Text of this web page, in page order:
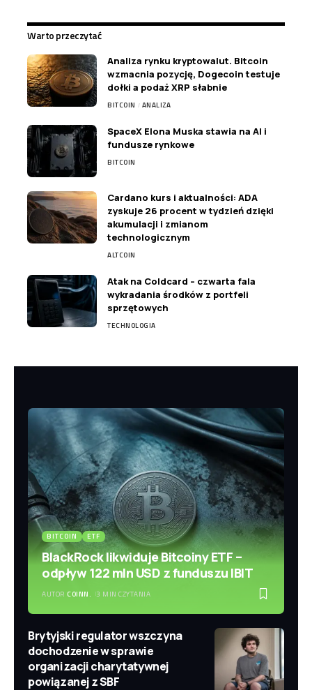
Warto przeczytać
Analiza rynku kryptowalut. Bitcoin
wzmacnia pozycję, Dogecoin testuje
dołki a podaż XRP słabnie
BITCOIN ANALIZA
SpaceX Elona Muska stawia na AI i
fundusze rynkowe
BITCOIN
Cardano kurs i aktualności: ADA
zyskuje 26 procent w tydzień dzięki
akumulacji i zmianom
technologicznym
ALTCOIN
Atak na Coldcard – czwarta fala
wykradania środków z portfeli
sprzętowych
TECHNOLOGIA
BITCOIN ETF
BlackRock likwiduje Bitcoiny ETF –
odpływ 122 mln USD z funduszu IBIT
AUTOR COINN. 3 MIN CZYTANIA
Brytyjski regulator wszczyna
dochodzenie w sprawie
organizacji charytatywnej
powiązanej z SBF